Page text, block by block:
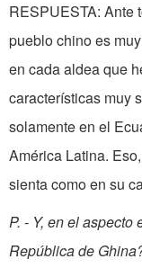
RESPUESTA: Ante
pueblo chino es
en cada aldea que
características muy
solamente en el
América Latina.
sienta como en su
P. - Y, en el
República de